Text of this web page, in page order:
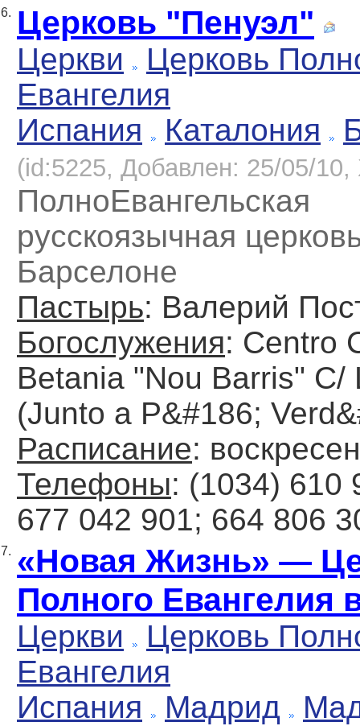
6. Церковь "Пенуэл"
Церкви
Церковь
Евангелия
Испания
Каталония
(id:5225, Добавлен: 25/05/10,
ПолноEвангельская
русскоязычная
Барселоне
Пастырь: Валерий
Богослужения: Centro
Betania "Nou Barris" C/
(Junto a P&#186;
Расписание:
Телефоны: (1034) 610
677 042 901; 664 806
7. «Новая Жизнь» —
Полного Евангелия
Церкви
Церковь
Евангелия
Испания
Мадрид